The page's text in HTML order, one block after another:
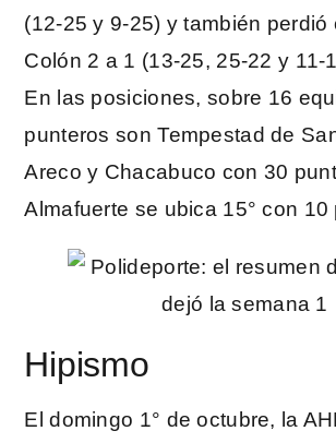
(12-25 y 9-25) y también perdió
Colón 2 a 1 (13-25, 25-22 y 11-
En las posiciones, sobre 16
punteros son Tempestad de
Areco y Chacabuco con 30
Almafuerte se ubica 15° con 10
Hipismo
El domingo 1° de octubre, la